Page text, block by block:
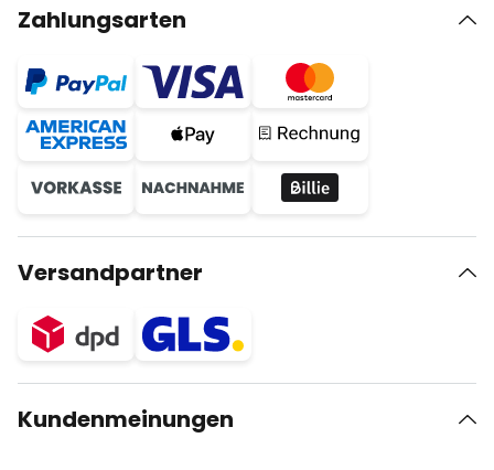
Zahlungsarten
Versandpartner
Kundenmeinungen